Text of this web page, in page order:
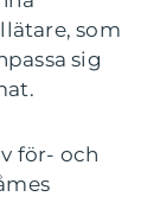
som
sig
för- och